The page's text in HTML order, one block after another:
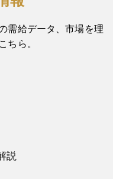
需給データ、市場を理
ちら。
説